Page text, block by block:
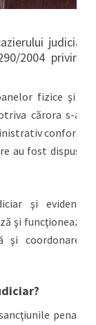
judiciar
2004 privind
fizice şi a
cărora s-au
conform
au fost dispuse
şi evidenţa
şi funcţionează
coordonarea
penale